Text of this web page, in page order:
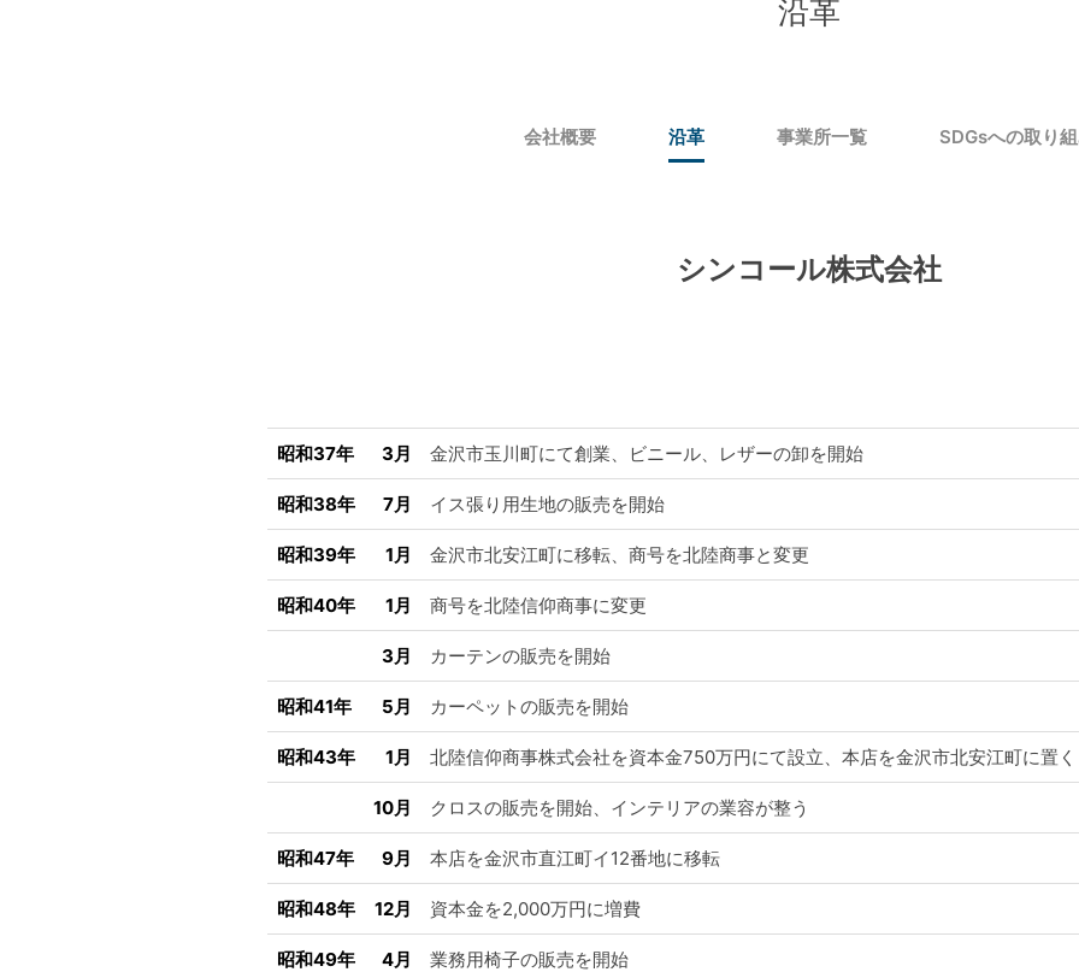
沿革
会社概要 沿革 事業所一覧 SDGsへの取り
シンコール株式会社
昭和37年 3月 金沢市玉川町にて創業、ビニール、レザーの卸を開始
昭和38年 7月 イス張り用生地の販売を開始
昭和39年 1月 金沢市北安江町に移転、商号を北陸商事と変更
昭和40年 1月 商号を北陸信仰商事に変更
3月 カーテンの販売を開始
昭和41年 5月 カーペットの販売を開始
昭和43年 1月 北陸信仰商事株式会社を資本金750万円にて設立、本店を金沢市北安江町に置く
10月 クロスの販売を開始、インテリアの業容が整う
昭和47年 9月 本店を金沢市直江町イ12番地に移転
昭和48年 12月 資本金を2,000万円に増費
昭和49年 4月 業務用椅子の販売を開始